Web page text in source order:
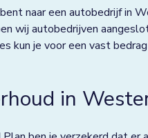
naar een autobedrijf in
wij autobedrijven
kun je voor een vast
in